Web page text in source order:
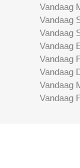
Vandaag
Vandaag
Vandaag
Vandaag
Vandaag
Vandaag
Vandaag
Vandaag